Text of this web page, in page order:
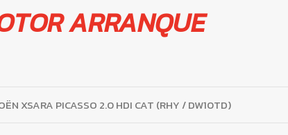
ARRANQUE
XSARA PICASSO 2.0 HDI CAT (RHY / DW10TD)